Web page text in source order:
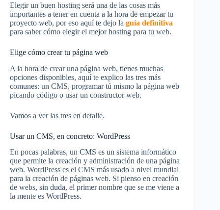
Elegir un buen hosting será una de las cosas más
importantes a tener en cuenta a la hora de empezar tu
proyecto web, por eso aquí te dejo la guía definitiva
para saber cómo elegir el mejor hosting para tu web.
Elige cómo crear tu página web
A la hora de crear una página web, tienes muchas
opciones disponibles, aquí te explico las tres más
comunes: un CMS, programar tú mismo la página web
picando código o usar un constructor web.
Vamos a ver las tres en detalle.
Usar un CMS, en concreto: WordPress
En pocas palabras, un CMS es un sistema informático
que permite la creación y administración de una página
web. WordPress es el CMS más usado a nivel mundial
para la creación de páginas web. Si pienso en creación
de webs, sin duda, el primer nombre que se me viene a
la mente es WordPress.